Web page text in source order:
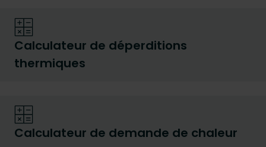
Calculateur de déperditions
thermiques
Calculateur de demande de chaleur